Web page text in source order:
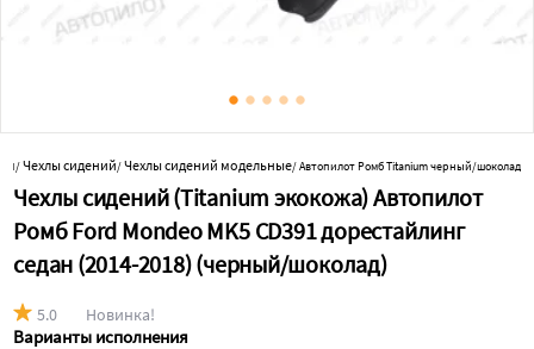
/Чехлы сидений/Чехлы сидений модельные/Автопилот Ромб Titanium черный/шоколад
Чехлы сидений (Titanium экокожа) Автопилот
Ромб Ford Mondeo MK5 CD391 дорестайлинг
седан (2014-2018) (черный/шоколад)
5.0 Новинка!
Варианты исполнения